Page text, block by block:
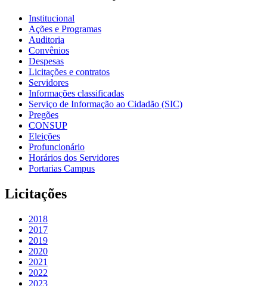
Institucional
Ações e Programas
Auditoria
Convênios
Despesas
Licitações e contratos
Servidores
Informações classificadas
Serviço de Informação ao Cidadão (SIC)
Pregões
CONSUP
Eleições
Profuncionário
Horários dos Servidores
Portarias Campus
Licitações
2018
2017
2019
2020
2021
2022
2023